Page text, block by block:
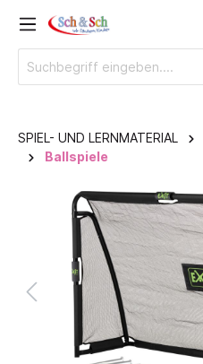
SPIEL- UND LERNMATERIAL
Ballspiele